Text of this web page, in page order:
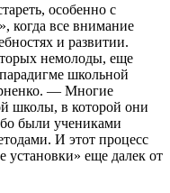
особенно с
когда все внимание
и развитии.
немолоды, еще
школьной
— Многие
школы, в которой они
были учениками
И этот процесс
установки» еще далек от